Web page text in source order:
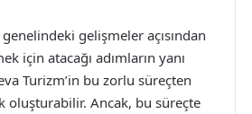
gelişmeler açısından
için atacağı adımların yanı
Turizm’in bu zorlu süreçten
oluşturabilir. Ancak, bu süreçte